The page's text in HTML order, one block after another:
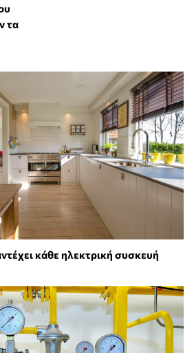
τα
κάθε ηλεκτρική συσκευή